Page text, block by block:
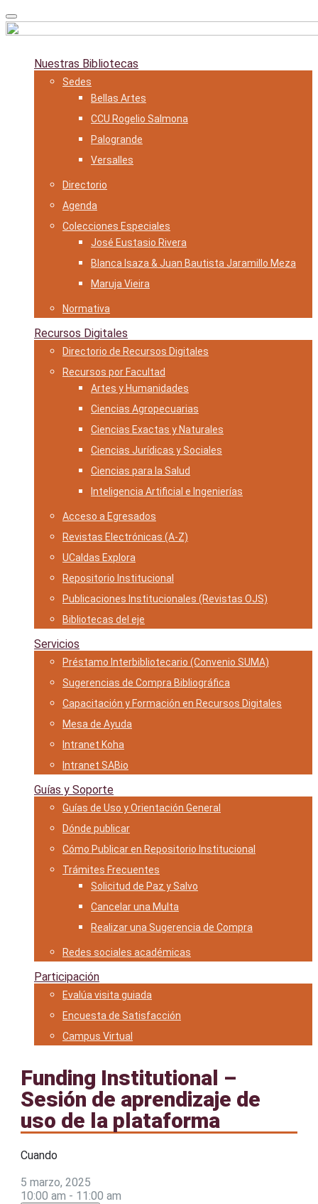
Skip
to
content
Nuestras Bibliotecas
Sedes
Bellas Artes
CCU Rogelio Salmona
Palogrande
Versalles
Directorio
Agenda
Colecciones Especiales
José Eustasio Rivera
Blanca Isaza & Juan Bautista Jaramillo Meza
Maruja Vieira
Normativa
Recursos Digitales
Directorio de Recursos Digitales
Recursos por Facultad
Artes y Humanidades
Ciencias Agropecuarias
Ciencias Exactas y Naturales
Ciencias Jurídicas y Sociales
Ciencias para la Salud
Inteligencia Artificial e Ingenierías
Acceso a Egresados
Revistas Electrónicas (A-Z)
UCaldas Explora
Repositorio Institucional
Publicaciones Institucionales (Revistas OJS)
Bibliotecas del eje
Servicios
Préstamo Interbibliotecario (Convenio SUMA)
Sugerencias de Compra Bibliográfica
Capacitación y Formación en Recursos Digitales
Mesa de Ayuda
Intranet Koha
Intranet SABio
Guías y Soporte
Guías de Uso y Orientación General
Dónde publicar
Cómo Publicar en Repositorio Institucional
Trámites Frecuentes
Solicitud de Paz y Salvo
Cancelar una Multa
Realizar una Sugerencia de Compra
Redes sociales académicas
Participación
Evalúa visita guiada
Encuesta de Satisfacción
Campus Virtual
Funding Institutional –
Sesión de aprendizaje de
uso de la plataforma
Cuando
5 marzo, 2025
10:00 am - 11:00 am